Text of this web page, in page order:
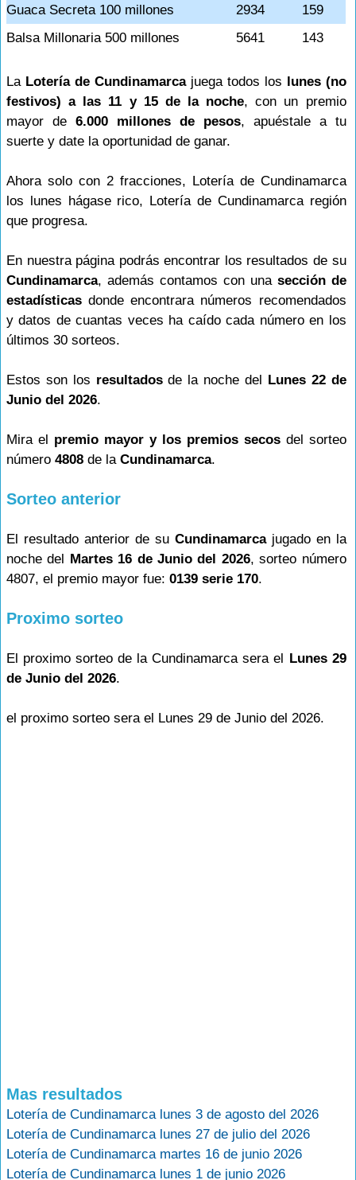
Guaca Secreta 100 millones
2934
159
Balsa Millonaria 500 millones
5641 143
La Lotería de Cundinamarcajuega todos los lunes (no
festivos) a las 11 y 15 de la noche, con un premio
mayor de 6.000 millones de pesos, apuéstale a tu
suerte y date la oportunidad de ganar.
Ahora solo con 2 fracciones, Lotería de Cundinamarca
los lunes hágase rico, Lotería de Cundinamarca región
que progresa.
En nuestra página podrás encontrar los resultados de su
Cundinamarca, además contamos con una sección de
estadísticas donde encontrara números recomendados
y datos de cuantas veces ha caído cada número en los
últimos 30 sorteos.
Estos son los resultadosde la noche del Lunes 22 de
Junio del 2026.
Mira el premio mayor y los premios secosdel sorteo
número 4808 de la Cundinamarca.
Sorteo anterior
El resultado anterior de su Cundinamarcajugado en la
noche del Martes 16 de Junio del 2026, sorteo número
4807, el premio mayor fue: 0139 serie 170.
Proximo sorteo
El proximo sorteo de la Cundinamarca sera el Lunes 29
de Junio del 2026.
el proximo sorteo sera el Lunes 29 de Junio del 2026.
Mas resultados
Lotería de Cundinamarca lunes 3 de agosto del 2026
Lotería de Cundinamarca lunes 27 de julio del 2026
Lotería de Cundinamarca martes 16 de junio 2026
Lotería de Cundinamarca lunes 1 de junio 2026